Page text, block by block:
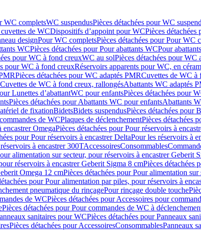
WC completsWC suspendusPièces détachées pour WC
de WCDispositifs d’appoint pour WCPièces
designPour WC completsPièces détachées pour Pour WC
WCPièces détachées pour Pour abattants WCPour
pour WC à fond creuxWC au solPièces détachées pour WC
pour WC à fond creuxRéservoirs apparents pour WC, en
Pièces détachées pour WC adaptés PMRCuvettes de WC à
de WC à fond creux, rallongésAbattants WC adaptés
Lunettes d’abattantWC pour enfantsPièces détachées pour
Pièces détachées pour Abattants WC pour enfantsAbattants
de fixationBidetsBidets suspendusPièces détachées pour
de WCPlaques de déclenchementPièces détachées
encastrer OmegaPièces détachées pour Pour réservoirs à
pour Pour réservoirs à encastrer DeltaPour les réservoirs à
à encastrer 300TAccessoiresConsommables
alimentation sur secteur, pour réservoirs à encastrer Geberit
réservoirs à encastrer Geberit Sigma 8 cmPièces détachées
Omega 12 cmPièces détachées pour Pour alimentation
pour Pour alimentation par piles, pour réservoirs à
pneumatique du rinçagePour rinçage double touche
de WCPièces détachées pour Accessoires pour
Pièces détachées pour Pour commandes de WC à
sanitaires pour WCPièces détachées pour Panneaux
Pièces détachées pour AccessoiresConsommablesPanneaux